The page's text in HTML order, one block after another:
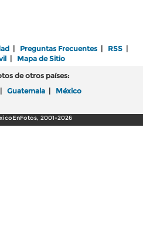
| Preguntas Frecuentes | RSS |
| Mapa de Sitio
de otros países:
| Guatemala | México
2001-2026